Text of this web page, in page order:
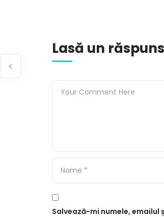
Lasă un răspuns
Salvează-mi numele,